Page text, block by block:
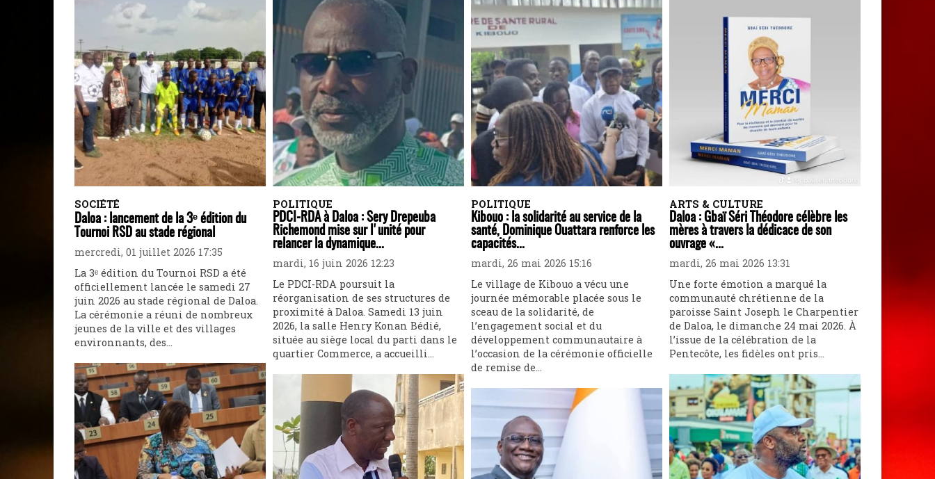
SOCIÉTÉ
Daloa : lancement de la 3ᵉ édition du
Tournoi RSD au stade régional
mercredi, 01 juillet 2026 17:35
La 3ᵉ édition du Tournoi RSD a été
officiellement lancée le samedi 27
juin 2026 au stade régional de Daloa.
La cérémonie a réuni de nombreux
jeunes de la ville et des villages
environnants, des...
POLITIQUE
PDCI-RDA à Daloa : Sery Drepeuba
Richemond mise sur l'unité pour
relancer la dynamique...
mardi, 16 juin 2026 12:23
Le PDCI-RDA poursuit la
réorganisation de ses structures de
proximité à Daloa. Samedi 13 juin
2026, la salle Henry Konan Bédié,
située au siège local du parti dans le
quartier Commerce, a accueilli...
POLITIQUE
Kibouo : la solidarité au service de la
santé, Dominique Ouattara renforce les
capacités...
mardi, 26 mai 2026 15:16
Le village de Kibouo a vécu une
journée mémorable placée sous le
sceau de la solidarité, de
l’engagement social et du
développement communautaire à
l’occasion de la cérémonie officielle
de remise de...
ARTS & CULTURE
Daloa : Gbaï Séri Théodore célèbre les
mères à travers la dédicace de son
ouvrage «...
mardi, 26 mai 2026 13:31
Une forte émotion a marqué la
communauté chrétienne de la
paroisse Saint Joseph le Charpentier
de Daloa, le dimanche 24 mai 2026. À
l’issue de la célébration de la
Pentecôte, les fidèles ont pris...